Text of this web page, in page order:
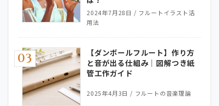
2024年7月28日 / フルートイラスト活
用法
03
【ダンボールフルート】作り方
と音が出る仕組み｜図解つき紙
管工作ガイド
2025年4月3日 / フルートの音楽理論